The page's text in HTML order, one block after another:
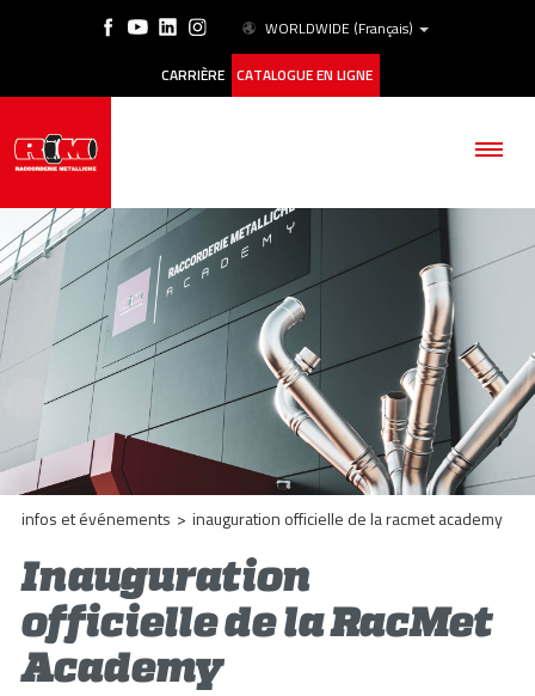
WORLDWIDE (Français)
CARRIÈRE CATALOGUE EN LIGNE
SOCIÉTÉ
PRODUITS
ESG
HISTORIQUE DES CAS
BIM
INFOS ET ÉVÉNEMENTS
infos et événements > inauguration officielle de la racmet academy
Inauguration
officielle de la RacMet
Academy